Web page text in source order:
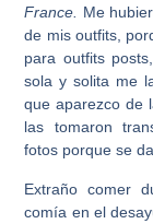
France. Me
de mis outfits,
para outfits
sola y solita me
que aparezco de
las tomaron
fotos porque se
Extraño comer
comía en el